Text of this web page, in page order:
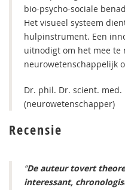
bio-psycho-sociale
Het visueel systeem
hulpinstrument. Een
uitnodigt om het mee te
neurowetenschappelijk
Dr. phil. Dr. scient.
(neurowetenschapper)
Recensie
“De auteur tovert
interessant,